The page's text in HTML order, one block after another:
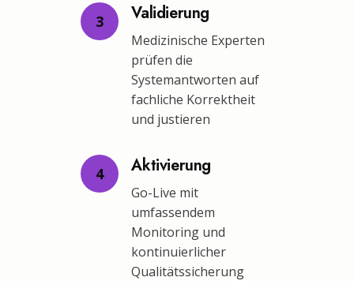
3 Validierung
Medizinische Experten
prüfen die
Systemantworten auf
fachliche Korrektheit
und justieren
4 Aktivierung
Go-Live mit
umfassendem
Monitoring und
kontinuierlicher
Qualitätssicherung